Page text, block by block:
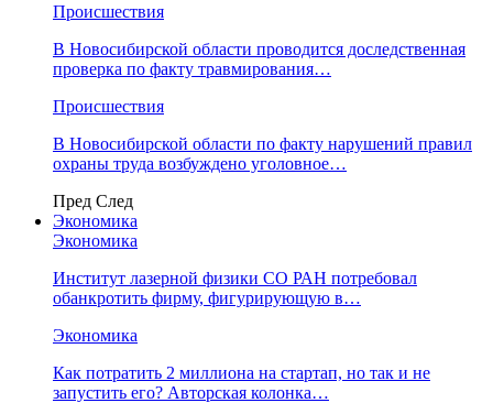
Происшествия
В Новосибирской области проводится доследственная
проверка по факту травмирования…
Происшествия
В Новосибирской области по факту нарушений правил
охраны труда возбуждено уголовное…
Пред След
Экономика
Экономика
Институт лазерной физики СО РАН потребовал
обанкротить фирму, фигурирующую в…
Экономика
Как потратить 2 миллиона на стартап, но так и не
запустить его? Авторская колонка…